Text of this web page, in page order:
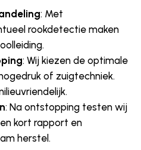
: Met
rookdetectie maken
: Wij kiezen de optimale
of zuigtechniek.
: Na ontstopping testen wij
kort rapport en
herstel.